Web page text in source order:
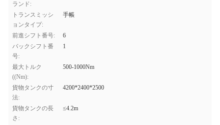
ランド:
トランスミッシ
ョンタイプ:
手帳
前進シフト番号:
6
バックシフト番
号:
1
最大トルク
((Nm):
500-1000Nm
貨物タンクの寸
法:
4200*2400*2500
貨物タンクの長
さ:
≤4.2m